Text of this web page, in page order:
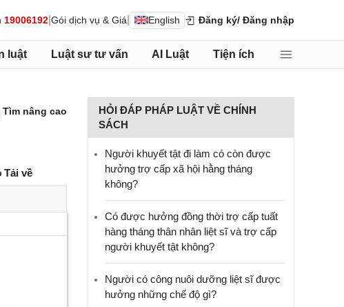
19006192 Gói dịch vụ & Giá English Đăng ký/ Đăng nhập
luật Luật sư tư vấn AI Luật Tiện ích
Tìm nâng cao
Tải về
HỎI ĐÁP PHÁP LUẬT VỀ CHÍNH
SÁCH
Người khuyết tật đi làm có còn được
hưởng trợ cấp xã hội hằng tháng
không?
​Có được hưởng đồng thời trợ cấp tuất
hàng tháng thân nhân liệt sĩ và trợ cấp
người khuyết tật không?
Người có công nuôi dưỡng liệt sĩ được
hưởng những chế độ gì?